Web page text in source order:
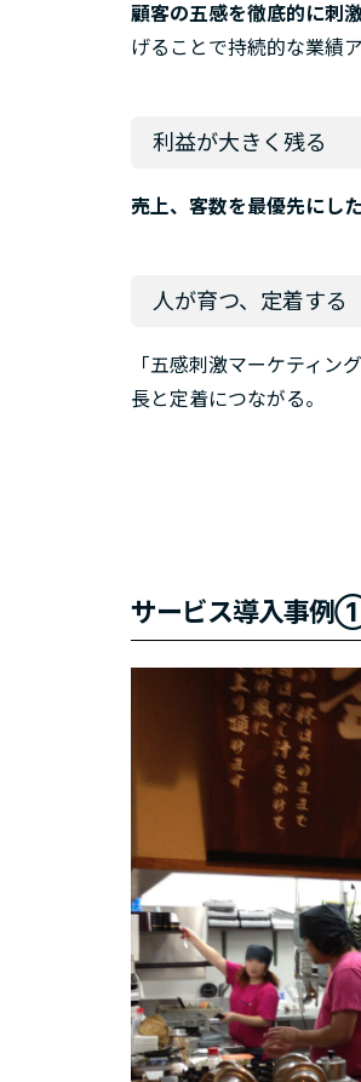
顧客の五感を徹底的に刺
げることで持続的な業績
利益が大きく残る
売上、客数を最優先にし
人が育つ、定着する
「五感刺激マーケティ
長と定着につながる。
サービス導入事例